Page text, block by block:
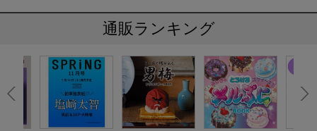
通販ランキング